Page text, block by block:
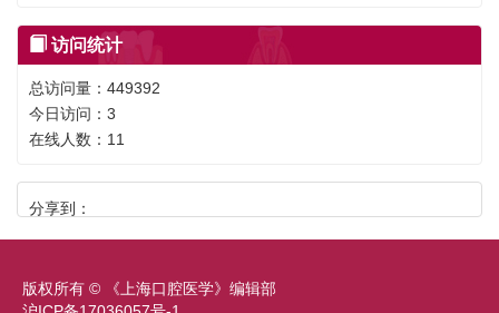
访问统计
总访问量： 449392
今日访问： 3
在线人数： 11
分享到：
版权所有 © 《上海口腔医学》编辑部